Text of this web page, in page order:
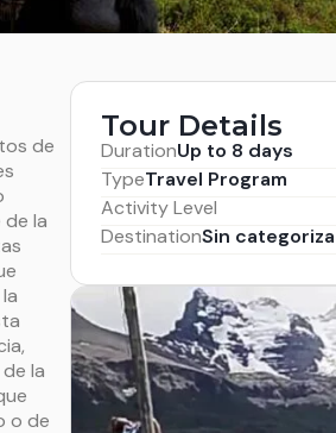
de
la
la
o de
Tour Details
DurationUp to 8 days
TypeTravel Program
Activity Level
DestinationSin